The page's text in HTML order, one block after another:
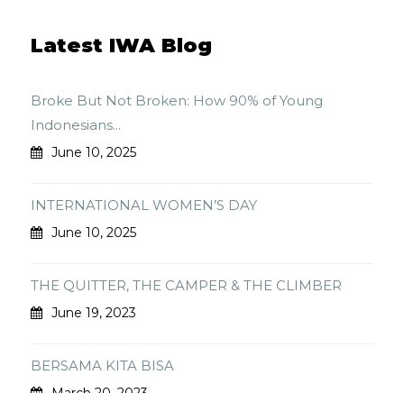
Latest IWA Blog
Broke But Not Broken: How 90% of Young
Indonesians...
June 10, 2025
INTERNATIONAL WOMEN’S DAY
June 10, 2025
THE QUITTER, THE CAMPER & THE CLIMBER
June 19, 2023
BERSAMA KITA BISA